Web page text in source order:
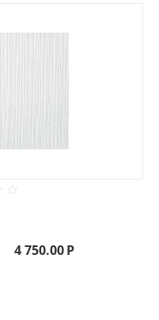
4 750.00Р